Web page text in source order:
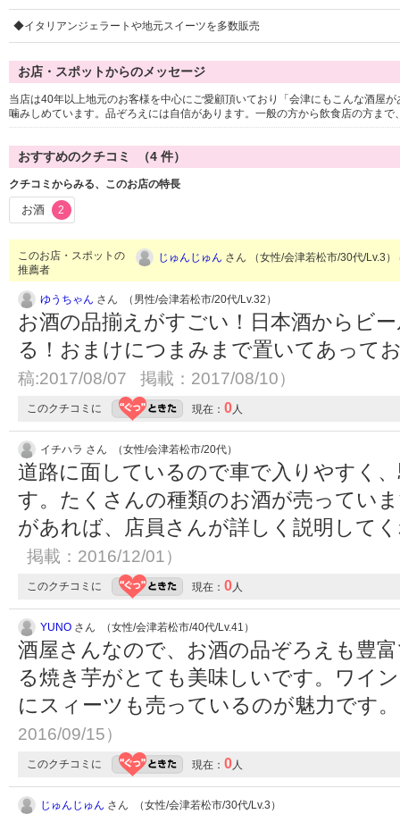
◆イタリアンジェラートや地元スイーツを多数販売
お店・スポットからのメッセージ
当店は40年以上地元のお客様を中心にご愛顧頂いており「会津にもこんな酒屋
噛みしめています。品ぞろえには自信があります。一般の方から飲食店の方まで
おすすめのクチコミ （4 件）
クチコミからみる、このお店の特長
お酒 2
このお店・スポットの
推薦者
じゅんじゅん さん （女性/会津若松市/30代/Lv.3）
ゆうちゃん さん （男性/会津若松市/20代/Lv.32）
お酒の品揃えがすごい！日本酒からビ
る！おまけにつまみまで置いてあって
稿:2017/08/07 掲載：2017/08/10）
このクチコミに 現在： 0 人
イチハラ さん （女性/会津若松市/20代）
道路に面しているので車で入りやすく
す。たくさんの種類のお酒が売ってい
があれば、店員さんが詳しく説明して
掲載：2016/12/01）
このクチコミに 現在： 0 人
YUNO さん （女性/会津若松市/40代/Lv.41）
酒屋さんなので、お酒の品ぞろえも豊
る焼き芋がとても美味しいです。ワイ
にスィーツも売っているのが魅力です
2016/09/15）
このクチコミに 現在： 0 人
じゅんじゅん さん （女性/会津若松市/30代/Lv.3）